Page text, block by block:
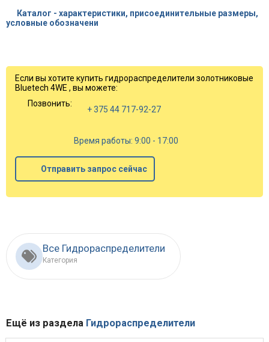
Каталог - характеристики, присоединительные размеры,
условные обозначени
Если вы хотите купить гидрораспределители золотниковые
Bluetech 4WE , вы можете:
Позвонить:
+ 375 44 717-92-27
Время работы: 9:00 - 17:00
Отправить запрос сейчас
Все Гидрораспределители
Категория
Ещё из раздела Гидрораспределители